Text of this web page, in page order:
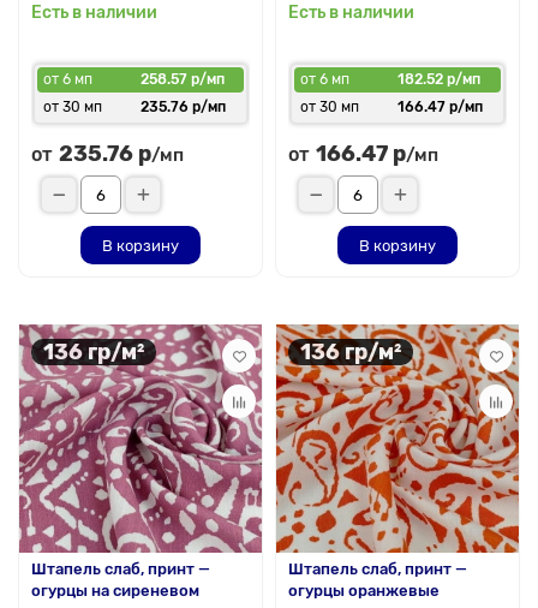
Есть в наличии
от 6 мп
258.57 р/мп
от 30 мп
235.76 р/мп
от 235.76 р/мп
В корзину
Есть в наличии
от 6 мп
182.52 р/мп
от 30 мп
166.47 р/мп
от 166.47 р/мп
В корзину
136 гр/м²
Штапель слаб, принт —
огурцы на сиреневом
136 гр/м²
Штапель слаб, принт —
огурцы оранжевые